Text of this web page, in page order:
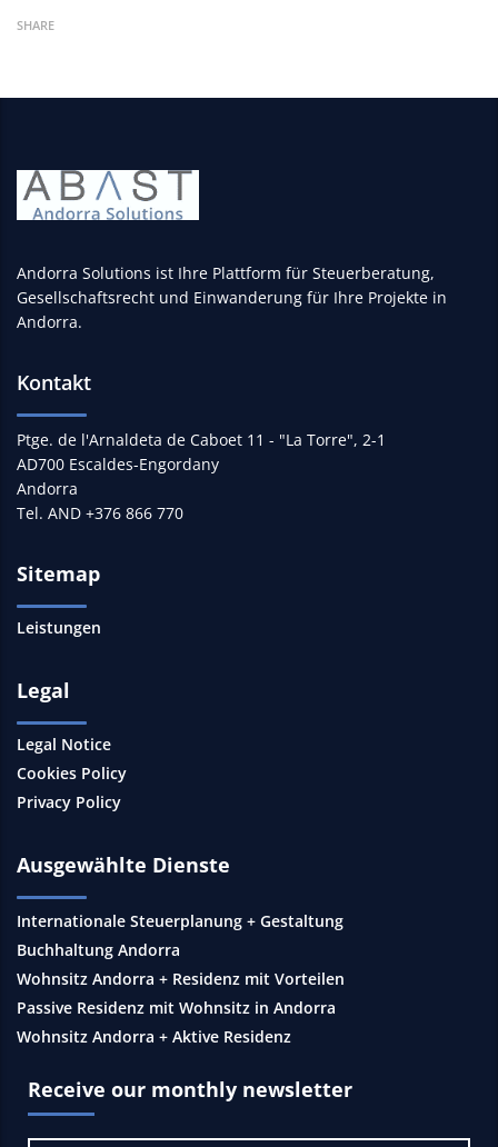
SHARE
Andorra Solutions ist Ihre Plattform für Steuerberatung,
Gesellschaftsrecht und Einwanderung für Ihre Projekte in
Andorra.
Kontakt
Ptge. de l'Arnaldeta de Caboet 11 - "La Torre", 2-1
AD700 Escaldes-Engordany
Andorra
Tel. AND +376 866 770
Sitemap
Leistungen
Legal
Legal Notice
Cookies Policy
Privacy Policy
Ausgewählte Dienste
Internationale Steuerplanung + Gestaltung
Buchhaltung Andorra
Wohnsitz Andorra + Residenz mit Vorteilen
Passive Residenz mit Wohnsitz in Andorra
Wohnsitz Andorra + Aktive Residenz
Receive our monthly newsletter